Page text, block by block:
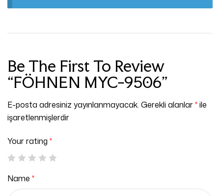
Be The First To Review
“FÖHNEN MYC-9506”
E-posta adresiniz yayınlanmayacak. Gerekli alanlar*ile
işaretlenmişlerdir
Your rating *
Name *